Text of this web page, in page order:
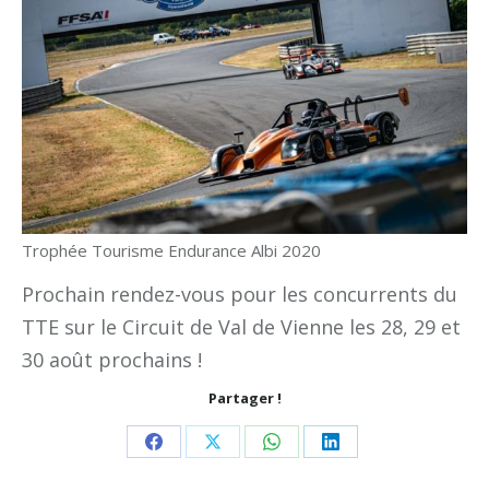
Trophée Tourisme Endurance Albi 2020
Prochain rendez-vous pour les concurrents du
TTE sur le Circuit de Val de Vienne les 28, 29 et
30 août prochains !
Partager !
Share Share Share Share